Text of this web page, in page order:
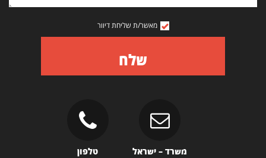
מאשר/ת שליחת דיוור
שלח
משרד – ישראל טלפון